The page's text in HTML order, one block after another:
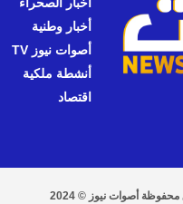
أخبار وطنية
أصوات نيوز TV
أنشطة ملكية
اقتصاد
أصوات نيوز © 2024